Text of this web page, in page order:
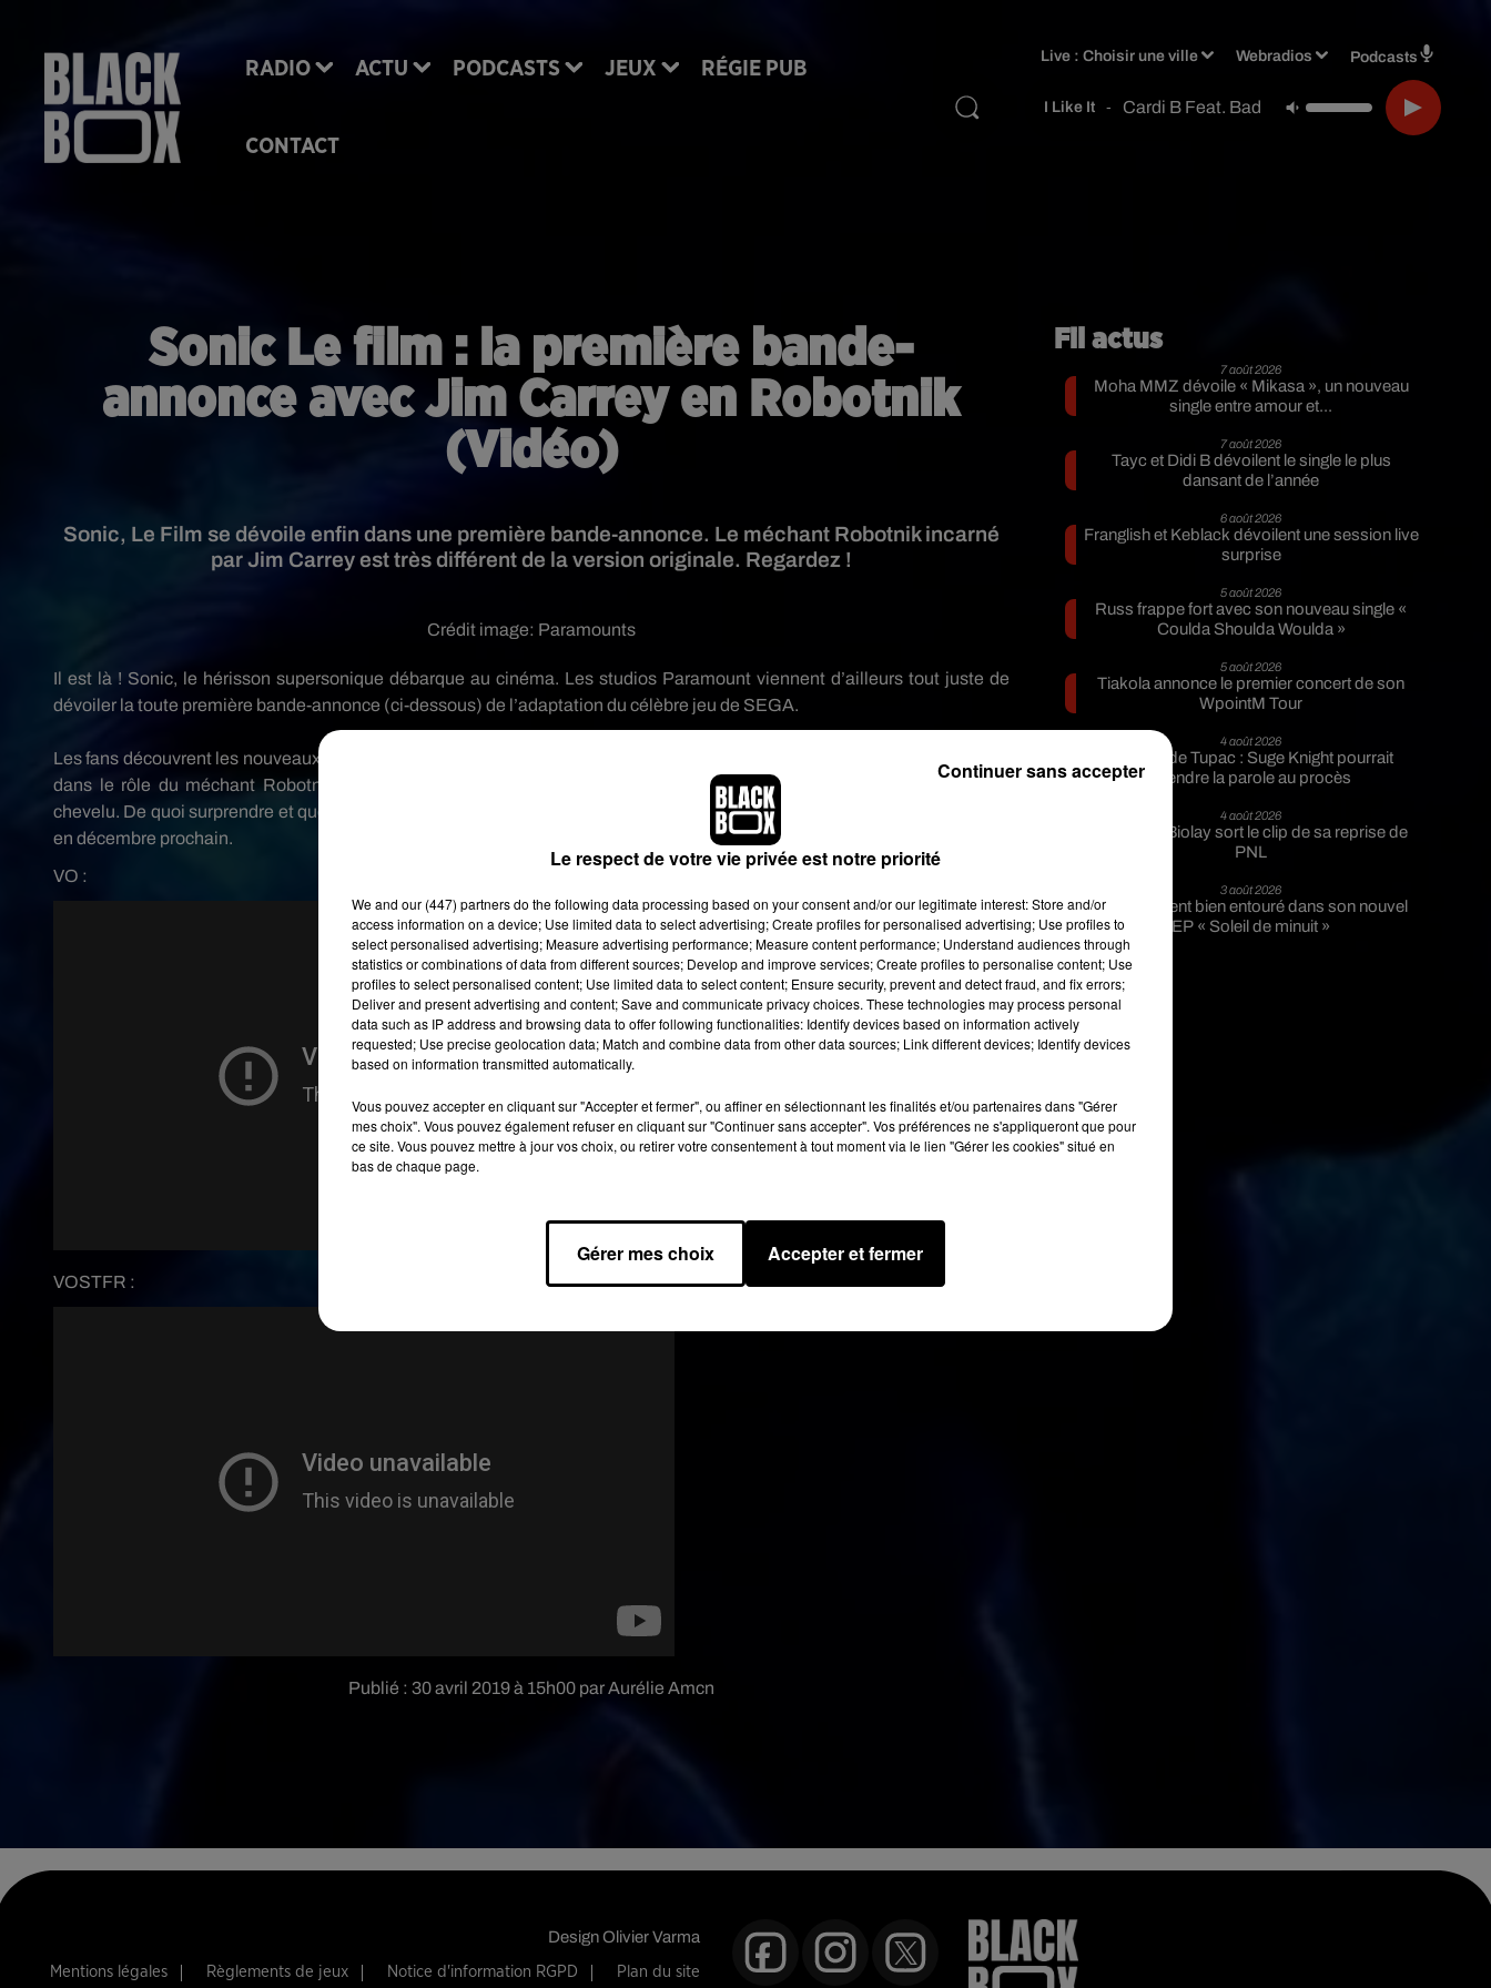
RADIO ACTU PODCASTS JEUX RÉGIE PUB
CONTACT
Live :Choisir une ville Webradios Podcasts
I Like It - Cardi B Feat. Bad Bunny & J Balvin
Sonic Le film : la première bande-
annonce avec Jim Carrey en Robotnik
(Vidéo)
Publié : 30 avril 2019 à 15h00 par Aurélie Amcn
Sonic, Le Film se dévoile enfin dans une première bande-annonce. Le méchant Robotnik incarné
par Jim Carrey est très différent de la version originale. Regardez !
Crédit image: Paramounts
Il est là ! Sonic, le hérisson supersonique débarque au cinéma. Les studios Paramount viennent d’ailleurs tout juste de
dévoiler la toute première bande-annonce (ci-dessous) de l’adaptation du célèbre jeu de SEGA.
Les fans découvrent les nouveaux traits de leur super-héros bleu.
dans le rôle du méchant Robotnik
Chauve, moustachu et plutôt costaud dans la version animée, il est ici svelte et
chevelu. De quoi surprendre et quelque peu décevoir les fans de la première heure… Sonic, Le Film est
en décembre prochain.
VO :
VOSTFR :
Fil actus
7 août 2026
Moha MMZ dévoile « Mikasa », un nouveau
single entre amour et...
7 août 2026
Tayc et Didi B dévoilent le single le plus
dansant de l’année
6 août 2026
Franglish et Keblack dévoilent une session live
surprise
5 août 2026
Russ frappe fort avec son nouveau single «
Coulda Shoulda Woulda »
5 août 2026
Tiakola annonce le premier concert de son
WpointM Tour
4 août 2026
Meurtre de Tupac : Suge Knight pourrait
prendre la parole au procès
4 août 2026
Benjamin Biolay sort le clip de sa reprise de
PNL
3 août 2026
Rim’K revient bien entouré dans son nouvel
EP « Soleil de minuit »
DesignOlivier Varma
Mentions légales Règlements de jeux Notice d'information RGPD Plan du site
Le respect de votre vie privée est notre priorité
We and our (447) partnersdo the following data processing based on your consent and/or our legitimate interest: Store and/or
access information on a device; Use limited data to select advertising; Create profiles for personalised advertising; Use profiles to
select personalised advertising; Measure advertising performance; Measure content performance; Understand audiences through
statistics or combinations of data from different sources; Develop and improve services; Create profiles to personalise content; Use
profiles to select personalised content; Use limited data to select content; Ensure security, prevent and detect fraud, and fix errors;
Deliver and present advertising and content; Save and communicate privacy choices. These technologies may process personal
data such as IP address and browsing data to offer following functionalities: Identify devices based on information actively
requested; Use precise geolocation data; Match and combine data from other data sources; Link different devices; Identify devices
based on information transmitted automatically.
Vous pouvez accepter en cliquant sur "Accepter et fermer", ou affiner en sélectionnant les finalités et/ou partenaires dans "Gérer
mes choix". Vous pouvez également refuser en cliquant sur "Continuer sans accepter". Vos préférences ne s'appliqueront que pour
ce site. Vous pouvez mettre à jour vos choix, ou retirer votre consentement à tout moment via le lien "Gérer les cookies" situé en
bas de chaque page.
Gérer mes choix Accepter et fermer
Continuer sans accepter